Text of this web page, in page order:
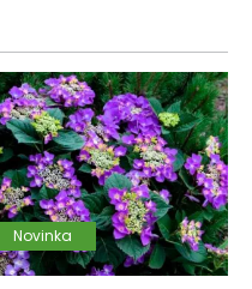
Novinka